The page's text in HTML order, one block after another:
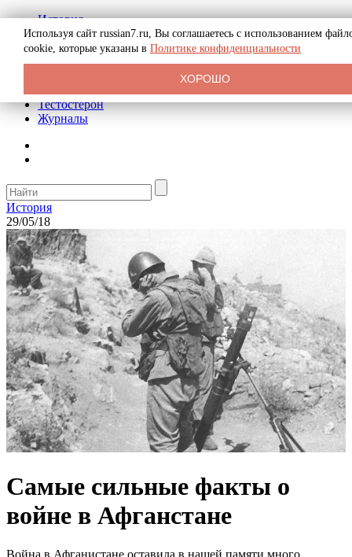
История
Биография
Криминал
Реклама на сайте
Тестостерон
Журналы
История
29/05/18
Самые сильные факты о
войне в Афганстане
Война в Афганистане оставила в нашей памяти много
Используя сайт russian7.ru, Вы соглашаетесь с использованием
cookie, которые указаны в Политике конфиденциальности
ХОРОШО